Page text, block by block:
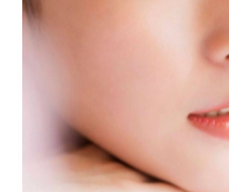
ります。
幹細胞クリーム選びでは
にも目を向け、疑問点が
おすすめします。自分の
心して継続できる製品